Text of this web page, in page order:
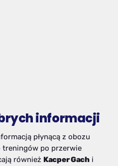
informacji
płynącą z obozu
treningów po przerwie
również Kacper Gachi